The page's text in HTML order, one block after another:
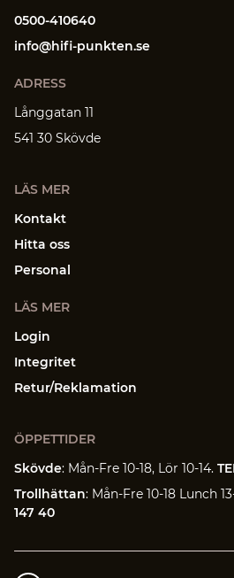
0500-410640
info@hifi-punkten.se
ADRESS
Långgatan 11
541 30 Skövde
LÄS MER
Kontakt
Hitta oss
Personal
LÄS MER
Login
Integritet
Retur/Reklamation
ÖPPETTIDER
Skövde: Mån-Fre 10-18, Lör 10-14.
Trollhättan: Mån-Fre 10-18 Lunch
147 40